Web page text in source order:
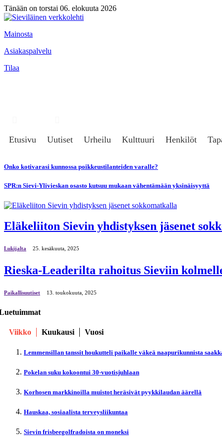
Tänään on torstai 06. elokuuta 2026
Mainosta
Asiakaspalvelu
Tilaa
Etusivu Uutiset Urheilu Kulttuuri Henkilöt
Onko kotivarasi kunnossa poikkeustilanteiden varalle?
SPR:n Sievi-Ylivieskan osasto kutsuu mukaan vähentämään yksinäisyyttä
Eläkeliiton Sievin yhdistyksen jäsenet
Lukijalta 25. kesäkuuta, 2025
Rieska-Leaderilta rahoitus Sieviin
Paikallisuutiset 13. toukokuuta, 2025
Viikko Kuukausi Vuosi
Lemmensillan tanssit houkutteli paikalle väkeä naapurikunnista
Pokelan suku kokoontui 30-vuotisjuhlaan
Korhosen markkinoilla muistot heräsivät pyykkilaudan äärellä
Hauskaa, sosiaalista terveysliikuntaa
Sievin frisbeegolfradoista on moneksi